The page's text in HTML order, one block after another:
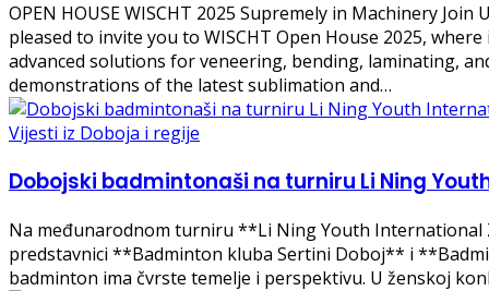
OPEN HOUSE WISCHT 2025 Supremely in Machinery
pleased to invite you to WISCHT Open House 2025,
advanced solutions for veneering, bending, laminating,
demonstrations of the latest sublimation and…
Vijesti iz Doboja i regije
Dobojski badmintonaši na turniru Li Ning
Na međunarodnom turniru **Li Ning Youth International
predstavnici **Badminton kluba Sertini Doboj** i
badminton ima čvrste temelje i perspektivu. U ženskoj